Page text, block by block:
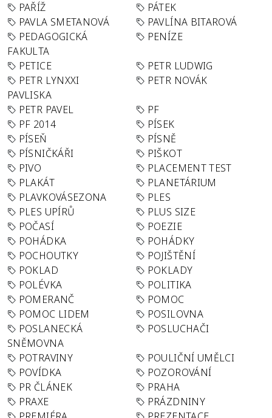
PAŘÍŽ
PÁTEK
PAVLA SMETANOVÁ
PAVLÍNA BITAROVÁ
PEDAGOGICKÁ
FAKULTA
PENÍZE
PETICE
PETR LUDWIG
PETR LYNXXI
PAVLISKA
PETR NOVÁK
PETR PAVEL
PF
PF 2014
PÍSEK
PÍSEŇ
PÍSNĚ
PÍSNIČKÁŘI
PIŠKOT
PIVO
PLACEMENT TEST
PLAKÁT
PLANETÁRIUM
PLAVKOVÁSEZONA
PLES
PLES UPÍRŮ
PLUS SIZE
POČASÍ
POEZIE
POHÁDKA
POHÁDKY
POCHOUTKY
POJIŠTĚNÍ
POKLAD
POKLADY
POLÉVKA
POLITIKA
POMERANČ
POMOC
POMOC LIDEM
POSILOVNA
POSLANECKÁ
SNĚMOVNA
POSLUCHAČI
POTRAVINY
POULIČNÍ UMĚLCI
POVÍDKA
POZOROVÁNÍ
PR ČLÁNEK
PRAHA
PRAXE
PRÁZDNINY